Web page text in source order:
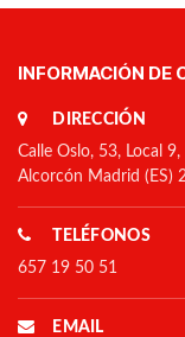
INFORMACIÓN DE
DIRECCIÓN
Calle Oslo, 53, Local
Alcorcón Madrid (ES)
TELÉFONOS
657 19 50 51
EMAIL